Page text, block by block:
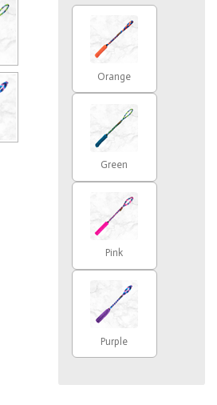
Orange
Green
Pink
Purple